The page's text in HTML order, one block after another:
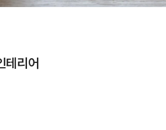
테리어